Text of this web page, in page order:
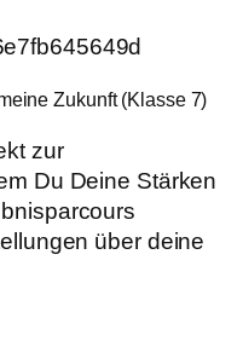
Zukunft (Klasse 7)
zur
Du Deine Stärken
über deine